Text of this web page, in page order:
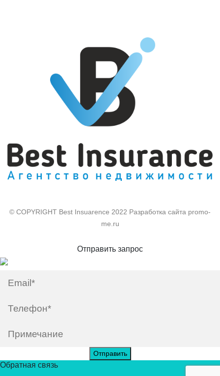
© COPYRIGHT Best Insuarence 2022 Разработка сайта promo-
me.ru
Отправить запрос
Отправить
Обратная связь